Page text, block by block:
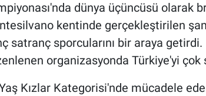
dünya üçüncüsü olarak
kentinde gerçekleştirilen
satranç sporcularını bir araya
organizasyonda Türkiye'yi
Kızlar Kategorisi'nde mücadele